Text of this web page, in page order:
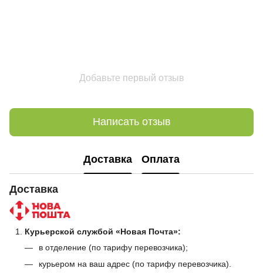
Добавьте первый отзыв
Написать отзыв
Доставка Оплата
Доставка
Курьерской службой «Новая Почта»:
в отделение (по тарифу перевозчика);
курьером на ваш адрес (по тарифу перевозчика).